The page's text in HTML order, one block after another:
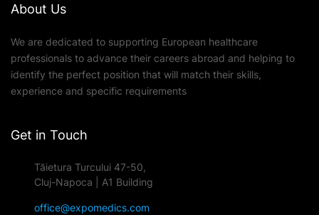
About Us
We are dedicated to supporting European healthcare
professionals to advance their careers abroad and helping to
identify the perfect position that will match their skills,
experience and specific requirements
Get in Touch
Tăietura Turcului 47-50,
Cluj-Napoca | A1 Building
office@expomedics.com